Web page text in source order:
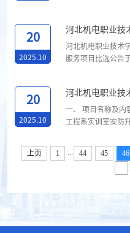
告，确定该项目成
勘测设计研究院有
内容有异议,可在公
20
2025.10
河北机电职业技
质量检测服务项
河北机电职业技术
服务项目比选公告
该项目成交供应商
量检测有限公司成
议,可在公告期内向
20
2025.10
河北机电职业技
改造项目询价公
一、 项目名称及内
工程系实训室安防
及设备柜理线等，
等所有费用），报
资格要求1.满足《
不接受联合体投标
上页 1 ... 44 45 46